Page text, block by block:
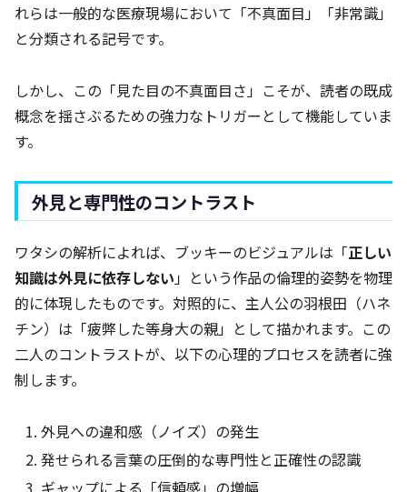
れらは一般的な医療現場において「不真面目」「非常識」
と分類される記号です。
しかし、この「見た目の不真面目さ」こそが、読者の既成
概念を揺さぶるための強力なトリガーとして機能していま
す。
外見と専門性のコントラスト
ワタシの解析によれば、ブッキーのビジュアルは「正しい
知識は外見に依存しない」という作品の倫理的姿勢を物理
的に体現したものです。対照的に、主人公の羽根田（ハネ
チン）は「疲弊した等身大の親」として描かれます。この
二人のコントラストが、以下の心理的プロセスを読者に強
制します。
外見への違和感（ノイズ）の発生
発せられる言葉の圧倒的な専門性と正確性の認識